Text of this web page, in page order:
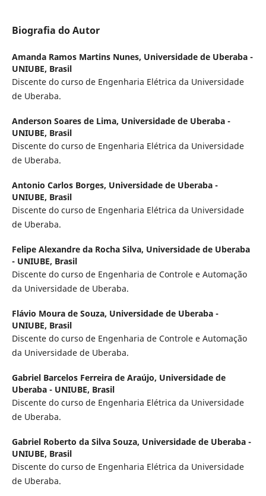
Biografia do Autor
Amanda Ramos Martins Nunes, Universidade de Uberaba -
UNIUBE, Brasil
Discente do curso de Engenharia Elétrica da Universidade
de Uberaba.
Anderson Soares de Lima, Universidade de Uberaba -
UNIUBE, Brasil
Discente do curso de Engenharia Elétrica da Universidade
de Uberaba.
Antonio Carlos Borges, Universidade de Uberaba -
UNIUBE, Brasil
Discente do curso de Engenharia Elétrica da Universidade
de Uberaba.
Felipe Alexandre da Rocha Silva, Universidade de Uberaba
- UNIUBE, Brasil
Discente do curso de Engenharia de Controle e Automação
da Universidade de Uberaba.
Flávio Moura de Souza, Universidade de Uberaba -
UNIUBE, Brasil
Discente do curso de Engenharia de Controle e Automação
da Universidade de Uberaba.
Gabriel Barcelos Ferreira de Araújo, Universidade de
Uberaba - UNIUBE, Brasil
Discente do curso de Engenharia Elétrica da Universidade
de Uberaba.
Gabriel Roberto da Silva Souza, Universidade de Uberaba -
UNIUBE, Brasil
Discente do curso de Engenharia Elétrica da Universidade
de Uberaba.